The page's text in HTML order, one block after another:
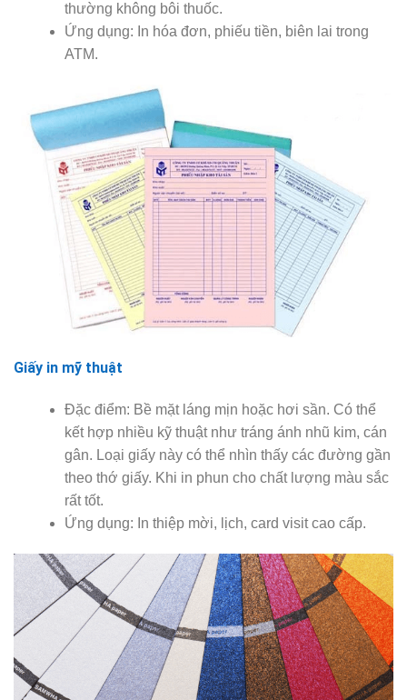
thường không bôi thuốc.
Ứng dụng: In hóa đơn, phiếu tiền, biên lai trong
ATM.
Giấy in mỹ thuật
Đặc điểm: Bề mặt láng mịn hoặc hơi sần. Có thể
kết hợp nhiều kỹ thuật như tráng ánh nhũ kim, cán
gân. Loại giấy này có thể nhìn thấy các đường gần
theo thớ giấy. Khi in phun cho chất lượng màu sắc
rất tốt.
Ứng dụng: In thiệp mời, lịch, card visit cao cấp.